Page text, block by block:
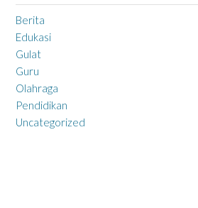
Berita
Edukasi
Gulat
Guru
Olahraga
Pendidikan
Uncategorized